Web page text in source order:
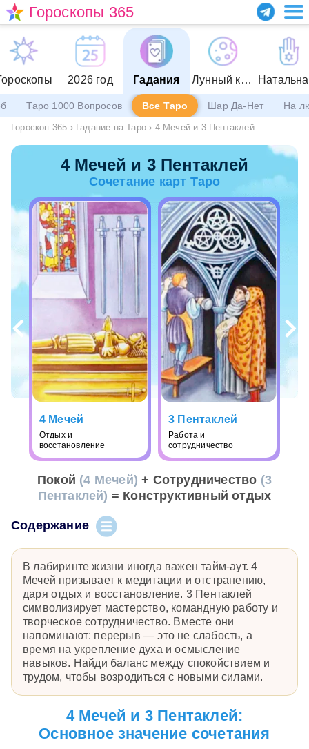
Гороскопы 365
2026 год Гадания Лунный календарь
Таро 1000 Вопросов Все Таро Шар Да-Нет На
Гороскоп 365 › Гадание на Таро › 4 Мечей и 3 Пентаклей
4 Мечей и 3 Пентаклей
Сочетание карт Таро
4 Мечей
Отдых и
восстановление
3 Пентаклей
Работа и
сотрудничество
Покой (4 Мечей) + Сотрудничество (3
Пентаклей) = Конструктивный отдых
Содержание
В лабиринте жизни иногда важен тайм-аут. 4
Мечей призывает к медитации и отстранению,
даря отдых и восстановление. 3 Пентаклей
символизирует мастерство, командную работу и
творческое сотрудничество. Вместе они
напоминают: перерыв — это не слабость, а
время на укрепление духа и осмысление
навыков. Найди баланс между спокойствием и
трудом, чтобы возродиться с новыми силами.
4 Мечей и 3 Пентаклей:
Основное значение сочетания